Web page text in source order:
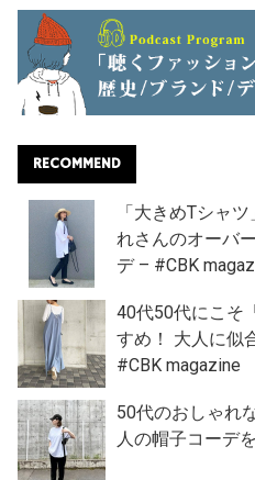
RECOMMEND
「大きめTシャ
れさんのオーバ
デ – #CBK
40代50代にこそ
すめ！ 大人に似
#CBK magazine
50代のおしゃれ
人の帽子コーデ